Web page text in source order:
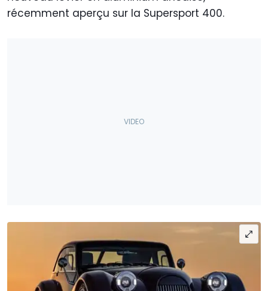
récemment aperçu sur la Supersport 400.